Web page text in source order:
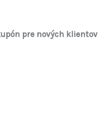
pre nových klientov